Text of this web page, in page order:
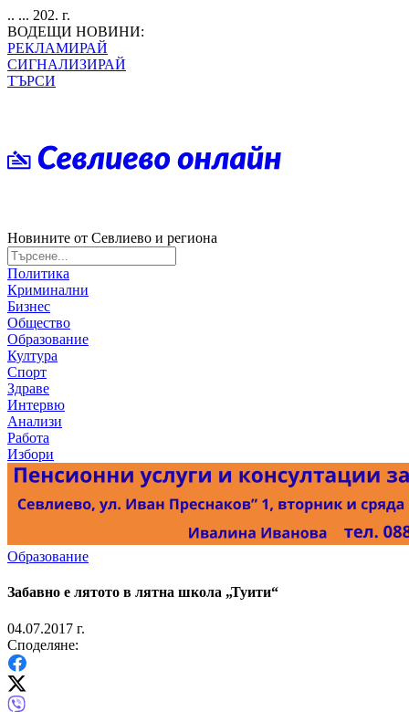
.. ... 202. г.
ВОДЕЩИ НОВИНИ:
РЕКЛАМИРАЙ
СИГНАЛИЗИРАЙ
ТЪРСИ
Новините от Севлиево и региона
Политика
Криминални
Бизнес
Общество
Образование
Култура
Спорт
Здраве
Интервю
Анализи
Работа
Избори
Образование
Забавно е лятото в лятна школа „Туити“
04.07.2017 г.
Споделяне: